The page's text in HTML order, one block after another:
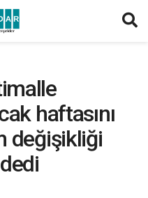
haftasını
değişikliği